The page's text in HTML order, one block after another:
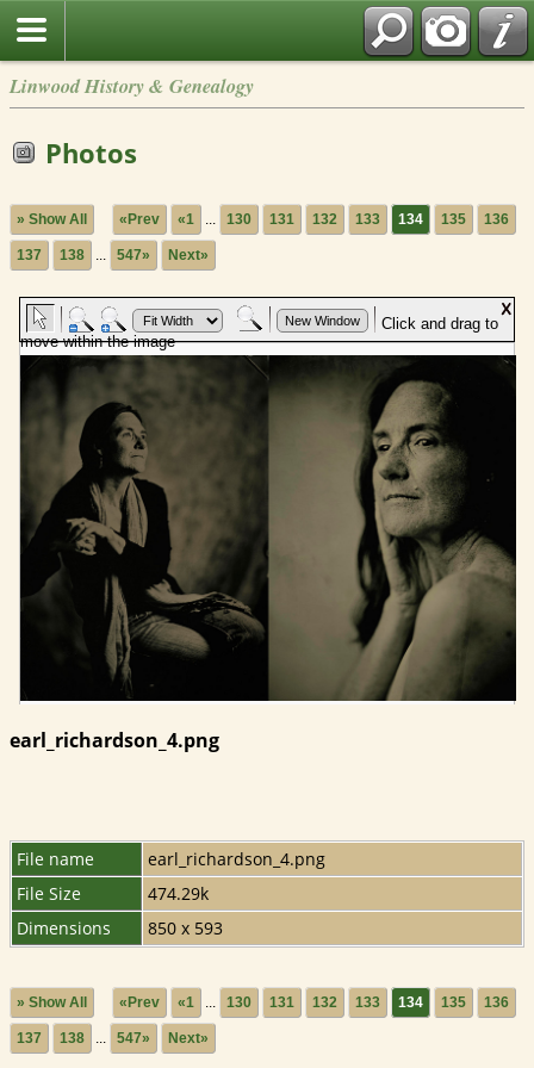
Linwood History & Genealogy
Photos
» Show All «Prev «1 ... 130 131 132 133 134 135 136
137 138 ... 547» Next»
earl_richardson_4.png
File name
earl_richardson_4.png
File Size
474.29k
Dimensions
850 x 593
» Show All «Prev «1 ... 130 131 132 133 134 135 136
137 138 ... 547» Next»